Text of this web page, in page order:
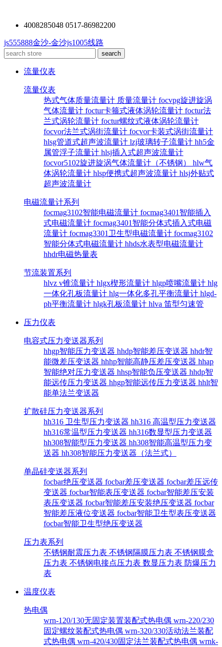
4008285048 0517-86982200
js555888金沙-金沙js1005线路
流量仪表
流量仪表
热式气体质量流量计 质量流量计 focvpg旋进旋涡
气体流量计 foctur卡箍式液体涡轮流量计 foctur法
兰式涡轮流量计 foctur螺纹式液体涡轮流量计
focvor法兰式涡街流量计 focvor卡装式涡街流量计
hlsg管道式超声波流量计 lzj玻璃转子流量计 hh5金
属管浮子流量计 hlsj插入式超声波流量计
focvor5102旋进旋涡气体流量计（不锈钢） hlw气
体涡轮流量计 hlsp便携式超声波流量计 hlsj外贴式
超声波流量计
电磁流量计系列
focmag3102智能电磁流量计 focmag3401智能插入
式电磁流量计 focmag3401智能分体式插入式电磁
流量计 focmag3301卫生型电磁流量计 focmag3102
智能分体式电磁流量计 hhds水表型电磁流量计
hhdr电磁热量表
节流装置系列
hlvz v锥流量计 hlgx楔形流量计 hlgp喷嘴流量计 hlg
一体化孔板流量计 hlg一体化多孔平衡流量计 hlgd-
ph平衡流量计 hlgk孔板流量计 hlva 笛型匀速管
压力仪表
电容式压力变送器系列
hhgp智能压力变送器 hhdp智能差压变送器 hhdr智
能微差压变送器 hhhp智能高静压差压变送器 hhap
智能绝对压力变送器 hhsp智能负压变送器 hhdp智
能远传压力变送器 hhgp智能远传压力变送器 hhlt智
能单法兰变送器
扩散硅压力变送器系列
hh316 卫生型压力变送器 hh316 高温型压力变送器
hh316常温型压力变送器 hh316数显型压力变送器
hh308智能型压力变送器 hh308智能高温型压力变
送器 hh308智能压力变送器（法兰式）
单晶硅变送器系列
focbar绝压变送器 focbar差压变送器 focbar差压远传
变送器 focbar智能表压变送器 focbar智能差压安装
表压变送器 focbar智能差压安装绝压变送器 focbar
智能差压液位变送器 focbar智能卫生型表压变送器
focbar智能卫生型绝压变送器
压力表系列
不锈钢耐震压力表 不锈钢隔膜压力表 不锈钢膜盒
压力表 不锈钢电接点压力表 数显压力表 防爆压力
表
温度仪表
热电偶
wrn-120/130无固定装置装配式热电偶 wrn-220/230
固定螺纹装配式热电偶 wrn-320/330活动法兰装配
式热电偶 wrn-420/430固定法兰装配式热电偶 wrnk-